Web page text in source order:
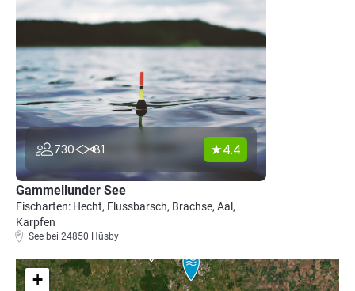
730 81 4.4
Gammellunder See
Fischarten: Hecht, Flussbarsch, Brachse, Aal,
Karpfen
See bei 24850 Hüsby
+